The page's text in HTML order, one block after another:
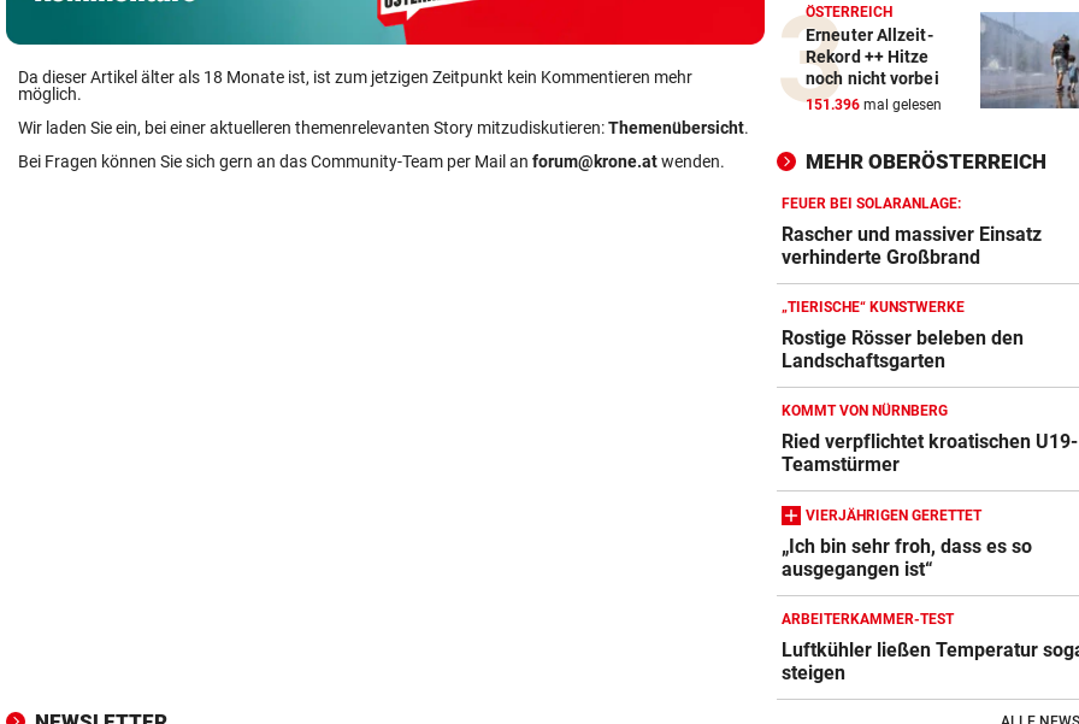
Da dieser Artikel älter als 18 Monate ist, ist zum jetzigen Zeitpunkt kein Kommentieren mehr
möglich.
Wir laden Sie ein, bei einer aktuelleren themenrelevanten Story mitzudiskutieren:Themenübersicht.
Bei Fragen können Sie sich gern an das Community-Team per Mail an forum@krone.atwenden.
ÖSTERREICH
Erneuter Allzeit-
Rekord ++ Hitze
noch nicht vorbei
151.396 mal gelesen
MEHR OBERÖSTERREICH
FEUER BEI SOLARANLAGE:
Rascher und massiver Einsatz
verhinderte Großbrand
„TIERISCHE“ KUNSTWERKE
Rostige Rösser beleben den
Landschaftsgarten
KOMMT VON NÜRNBERG
Ried verpflichtet kroatischen U19-
Teamstürmer
VIERJÄHRIGEN GERETTET
„Ich bin sehr froh, dass es so
ausgegangen ist“
ARBEITERKAMMER-TEST
Luftkühler ließen Temperatur
steigen